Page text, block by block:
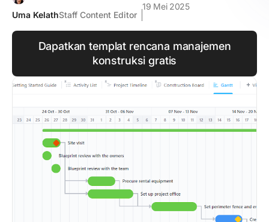
Uma KelathStaff Content Editor
19 Mei 2025
Dapatkan templat rencana manajemen
konstruksi gratis